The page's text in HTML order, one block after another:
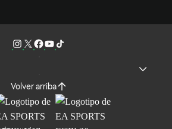
Volver arriba